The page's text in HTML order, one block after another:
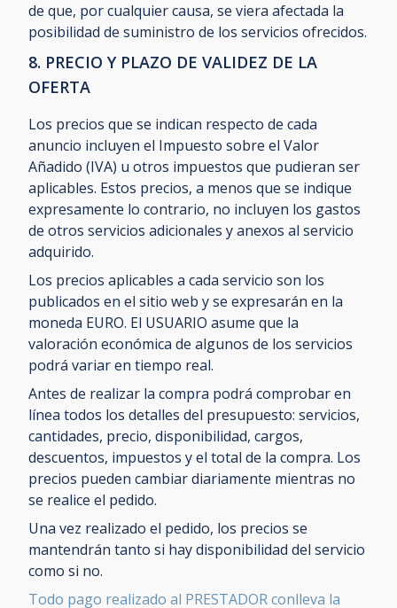
de que, por cualquier causa, se viera afectada la
posibilidad de suministro de los servicios ofrecidos.
8. PRECIO Y PLAZO DE VALIDEZ DE LA
OFERTA
Los precios que se indican respecto de cada
anuncio incluyen el Impuesto sobre el Valor
Añadido (IVA) u otros impuestos que pudieran ser
aplicables. Estos precios, a menos que se indique
expresamente lo contrario, no incluyen los gastos
de otros servicios adicionales y anexos al servicio
adquirido.
Los precios aplicables a cada servicio son los
publicados en el sitio web y se expresarán en la
moneda EURO. El USUARIO asume que la
valoración económica de algunos de los servicios
podrá variar en tiempo real.
Antes de realizar la compra podrá comprobar en
línea todos los detalles del presupuesto: servicios,
cantidades, precio, disponibilidad, cargos,
descuentos, impuestos y el total de la compra. Los
precios pueden cambiar diariamente mientras no
se realice el pedido.
Una vez realizado el pedido, los precios se
mantendrán tanto si hay disponibilidad del servicio
como si no.
Todo pago realizado al PRESTADOR conlleva la